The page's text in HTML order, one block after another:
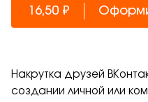
16,50 ₽
Накрутка друзей
создании личной или